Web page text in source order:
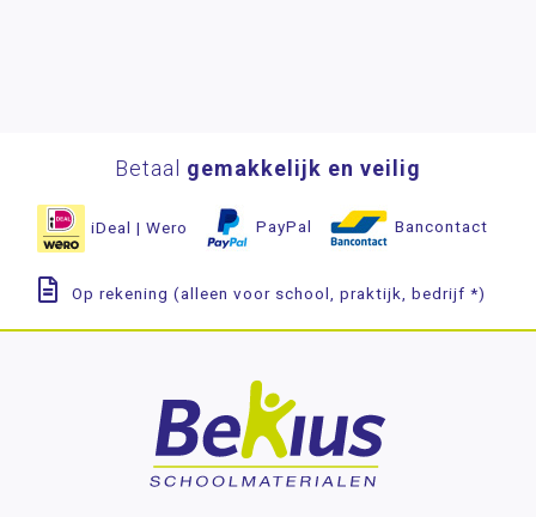
Betaal gemakkelijk en veilig
iDeal | Wero PayPal Bancontact
Op rekening (alleen voor school, praktijk, bedrijf *)